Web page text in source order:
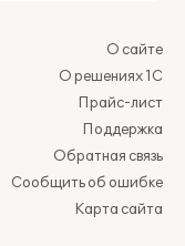
О сайте
О решениях 1С
Прайс-лист
Поддержка
Обратная связь
Сообщить об ошибке
Карта сайта